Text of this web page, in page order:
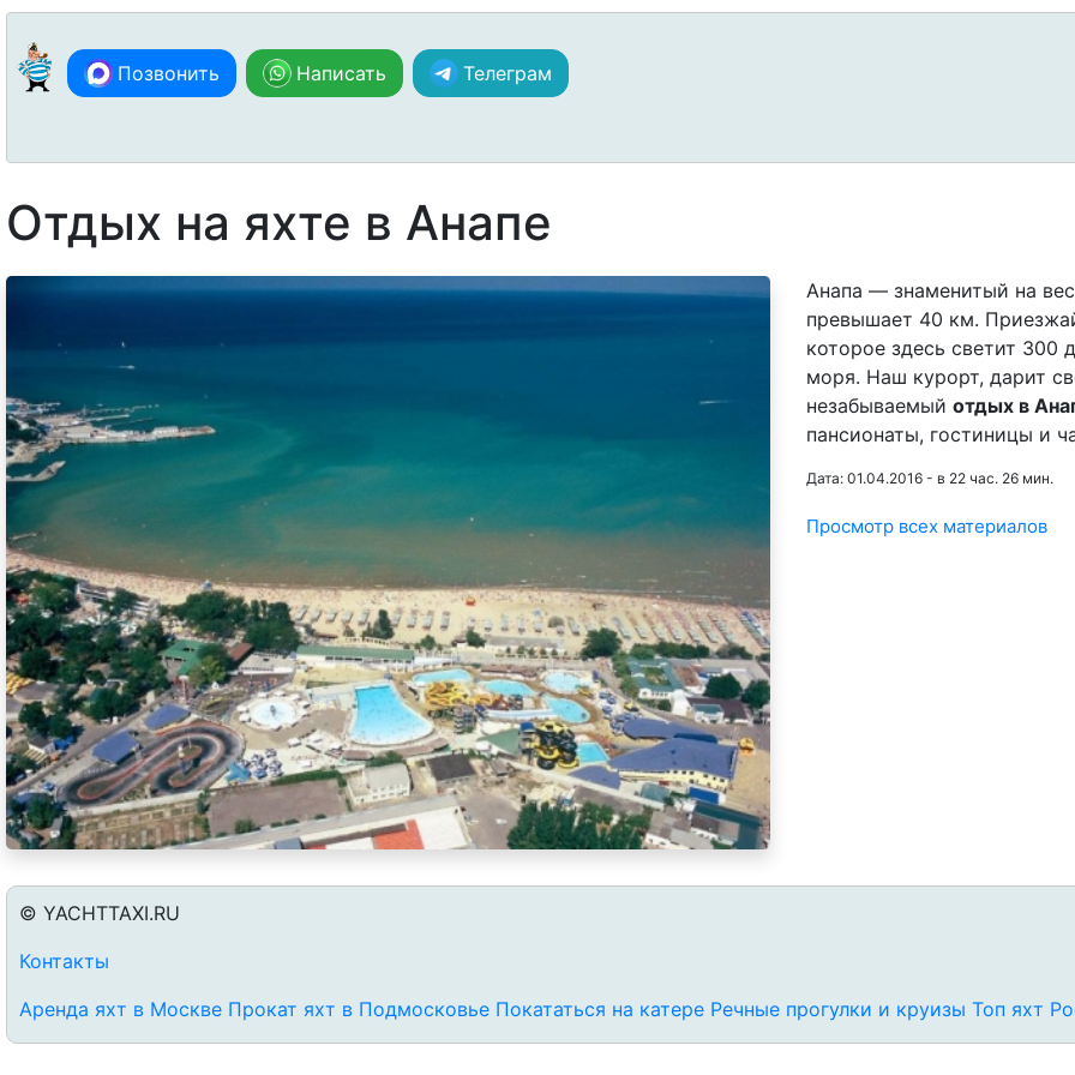
Позвонить Написать Телеграм
Отдых на яхте в Анапе
Анапа — знаменитый на
превышает 40 км.
которое здесь светит 300
моря. Наш курорт, дарит
незабываемый отдых в
пансионаты, гостиницы и
Дата: 01.04.2016 - в 22 час. 26 мин.
Просмотр всех материалов
© YACHTTAXI.RU
Контакты
Аренда яхт в Москве Прокат яхт в Подмосковье Покататься на катере Речные прогулки и круизы Топ яхт